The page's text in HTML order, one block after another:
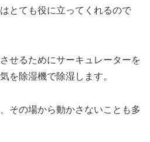
とても役に立ってくれるので
せるためにサーキュレーターを
を除湿機で除湿します。
その場から動かさないことも多